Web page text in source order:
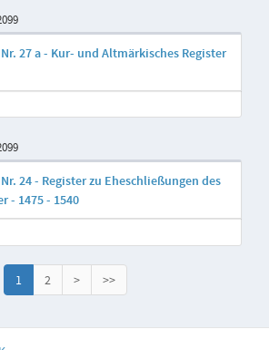
Nr. 27 a - Kur- und Altmärkisches Register
24 - Register zu Eheschließungen des
- 1475 - 1540
1 2 > >>